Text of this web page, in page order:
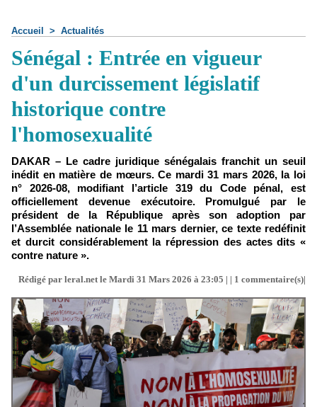
Accueil > Actualités
Sénégal : Entrée en vigueur
d'un durcissement législatif
historique contre
l'homosexualité
DAKAR – Le cadre juridique sénégalais franchit un seuil
inédit en matière de mœurs. Ce mardi 31 mars 2026, la loi
n° 2026-08, modifiant l’article 319 du Code pénal, est
officiellement devenue exécutoire. Promulgué par le
président de la République après son adoption par
l’Assemblée nationale le 11 mars dernier, ce texte redéfinit
et durcit considérablement la répression des actes dits «
contre nature ».
Rédigé par leral.net le Mardi 31 Mars 2026 à 23:05 | | 1 commentaire(s)|